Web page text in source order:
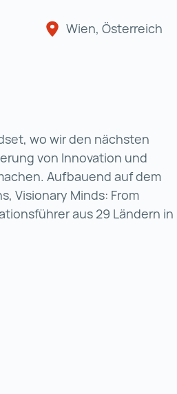
Wien, Österreich
wo wir den nächsten
von Innovation und
Aufbauend auf dem
Visionary Minds: From
aus 29 Ländern in